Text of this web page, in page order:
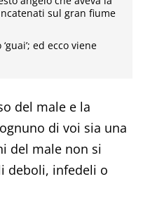
sul gran fiume
ed ecco viene
del male e la
di voi sia una
del male non si
deboli, infedeli o